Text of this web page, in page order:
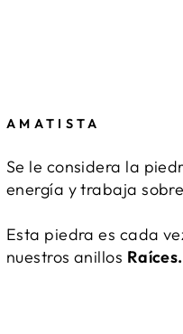
AMATISTA
Se le considera la
energía y trabaja
Esta piedra es cada
nuestros anillos Raíces.